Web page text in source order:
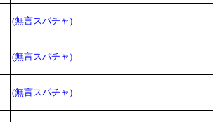
(無言スパチャ)
(無言スパチャ)
(無言スパチャ)